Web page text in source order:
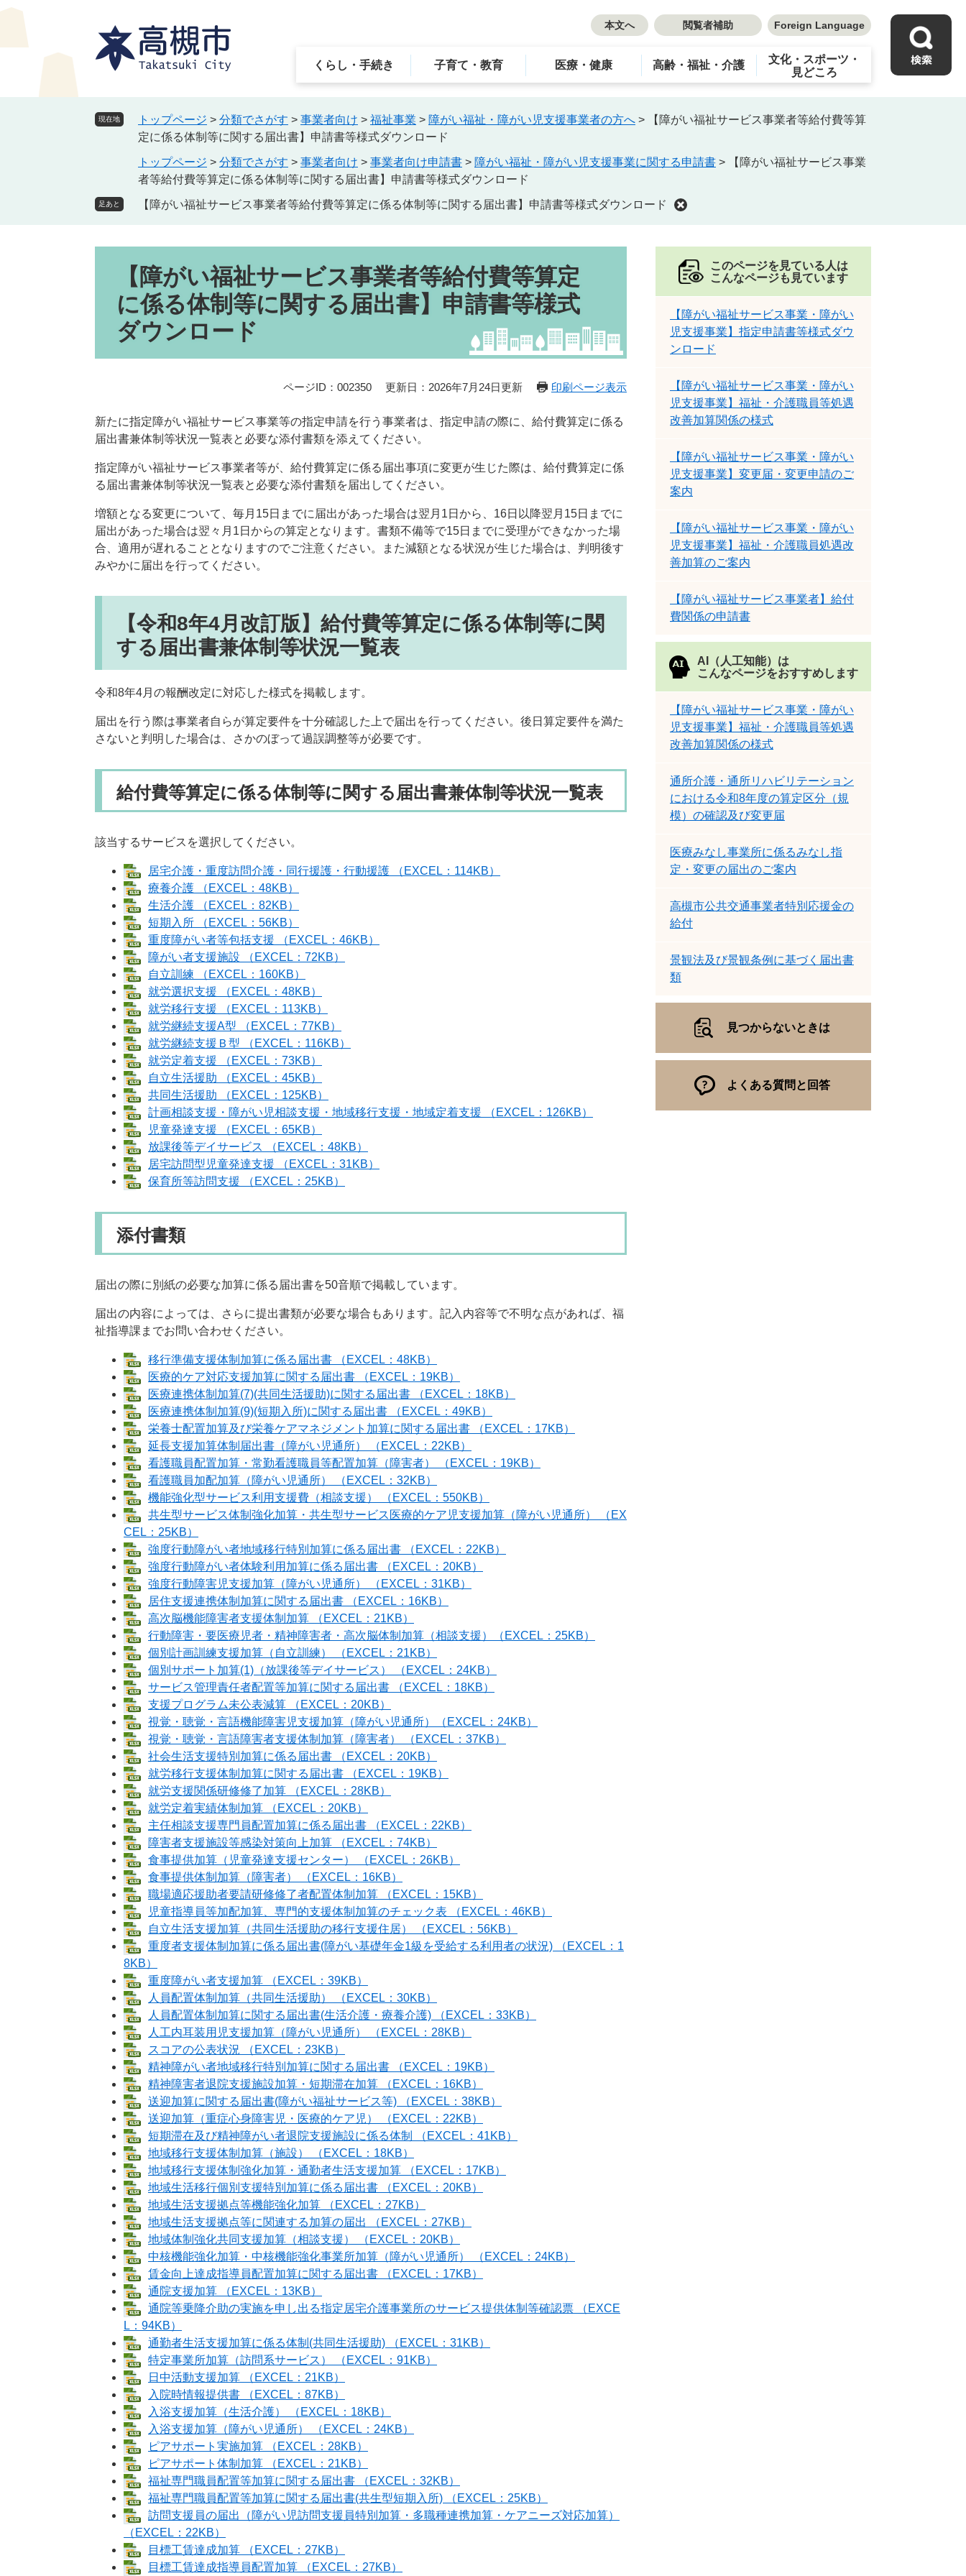
ペ
メ
本文へ 閲覧者補助 Foreign Language
くらし・手続き 子育て・教育 医療・健康 高齢・福祉・介護
文化・スポーツ・
見どころ
現在地 トップページ > 分類でさがす > 事業者向け > 福祉事業 > 障がい福祉・障がい児支援事業者の方へ >
【障がい福祉サービス事業者等給付費等算
定に係る体制等に関する届出書】申請書等様式ダウンロード
トップページ > 分類でさがす > 事業者向け > 事業者向け申請書 > 障がい福祉・障がい児支援事業に関する申請書 >
【障がい福祉サービス事業
者等給付費等算定に係る体制等に関する届出書】申請書等様式ダウンロード
足あと 【障がい福祉サービス事業者等給付費等算定に係る体制等に関する届出書】申請書等様式ダウンロード
【障がい福祉サービス事業者等給付費等算定
に係る体制等に関する届出書】申請書等様式
ダウンロード
ページID：002350 更新日：2026年7月24日更新 印刷ページ表示
新たに指定障がい福祉サービス事業等の指定申請を行う事業者は、指定申請の際に、給付費算定に係る
届出書兼体制等状況一覧表と必要な添付書類を添えてください。
指定障がい福祉サービス事業者等が、給付費算定に係る届出事項に変更が生じた際は、給付費算定に係
る届出書兼体制等状況一覧表と必要な添付書類を届出してください。
増額となる変更について、毎月15日までに届出があった場合は翌月1日から、16日以降翌月15日までに
届出があった場合は翌々月1日からの算定となります。書類不備等で15日までに受理ができなかった場
合、適用が遅れることとなりますのでご注意ください。また減額となる状況が生じた場合は、判明後す
みやかに届出を行ってください。
【令和8年4月改訂版】給付費等算定に係る体制等に関
する届出書兼体制等状況一覧表
令和8年4月の報酬改定に対応した様式を掲載します。
届出を行う際は事業者自らが算定要件を十分確認した上で届出を行ってください。後日算定要件を満た
さないと判明した場合は、さかのぼって過誤調整等が必要です。
給付費等算定に係る体制等に関する届出書兼体制等状況一覧表
該当するサービスを選択してください。
居宅介護・重度訪問介護・同行援護・行動援護 （EXCEL：114KB）
療養介護 （EXCEL：48KB）
生活介護 （EXCEL：82KB）
短期入所 （EXCEL：56KB）
重度障がい者等包括支援 （EXCEL：46KB）
障がい者支援施設 （EXCEL：72KB）
自立訓練 （EXCEL：160KB）
就労選択支援 （EXCEL：48KB）
就労移行支援 （EXCEL：113KB）
就労継続支援A型 （EXCEL：77KB）
就労継続支援Ｂ型 （EXCEL：116KB）
就労定着支援 （EXCEL：73KB）
自立生活援助 （EXCEL：45KB）
共同生活援助 （EXCEL：125KB）
計画相談支援・障がい児相談支援・地域移行支援・地域定着支援 （EXCEL：126KB）
児童発達支援 （EXCEL：65KB）
放課後等デイサービス （EXCEL：48KB）
居宅訪問型児童発達支援 （EXCEL：31KB）
保育所等訪問支援 （EXCEL：25KB）
添付書類
届出の際に別紙の必要な加算に係る届出書を50音順で掲載しています。
届出の内容によっては、さらに提出書類が必要な場合もあります。記入内容等で不明な点があれば、福
祉指導課までお問い合わせください。
移行準備支援体制加算に係る届出書 （EXCEL：48KB）
医療的ケア対応支援加算に関する届出書 （EXCEL：19KB）
医療連携体制加算(7)(共同生活援助)に関する届出書 （EXCEL：18KB）
医療連携体制加算(9)(短期入所)に関する届出書 （EXCEL：49KB）
栄養士配置加算及び栄養ケアマネジメント加算に関する届出書 （EXCEL：17KB）
延長支援加算体制届出書（障がい児通所） （EXCEL：22KB）
看護職員配置加算・常勤看護職員等配置加算（障害者） （EXCEL：19KB）
看護職員加配加算（障がい児通所） （EXCEL：32KB）
機能強化型サービス利用支援費（相談支援） （EXCEL：550KB）
共生型サービス体制強化加算・共生型サービス医療的ケア児支援加算（障がい児通所） （EX
CEL：25KB）
強度行動障がい者地域移行特別加算に係る届出書 （EXCEL：22KB）
強度行動障がい者体験利用加算に係る届出書 （EXCEL：20KB）
強度行動障害児支援加算（障がい児通所） （EXCEL：31KB）
居住支援連携体制加算に関する届出書 （EXCEL：16KB）
高次脳機能障害者支援体制加算 （EXCEL：21KB）
行動障害・要医療児者・精神障害者・高次脳体制加算（相談支援）（EXCEL：25KB）
個別計画訓練支援加算（自立訓練） （EXCEL：21KB）
個別サポート加算(1)（放課後等デイサービス） （EXCEL：24KB）
サービス管理責任者配置等加算に関する届出書 （EXCEL：18KB）
支援プログラム未公表減算 （EXCEL：20KB）
視覚・聴覚・言語機能障害児支援加算（障がい児通所）（EXCEL：24KB）
視覚・聴覚・言語障害者支援体制加算（障害者） （EXCEL：37KB）
社会生活支援特別加算に係る届出書 （EXCEL：20KB）
就労移行支援体制加算に関する届出書 （EXCEL：19KB）
就労支援関係研修修了加算 （EXCEL：28KB）
就労定着実績体制加算 （EXCEL：20KB）
主任相談支援専門員配置加算に係る届出書 （EXCEL：22KB）
障害者支援施設等感染対策向上加算 （EXCEL：74KB）
食事提供加算（児童発達支援センター） （EXCEL：26KB）
食事提供体制加算（障害者） （EXCEL：16KB）
職場適応援助者要請研修修了者配置体制加算 （EXCEL：15KB）
児童指導員等加配加算、専門的支援体制加算のチェック表 （EXCEL：46KB）
自立生活支援加算（共同生活援助の移行支援住居） （EXCEL：56KB）
重度者支援体制加算に係る届出書(障がい基礎年金1級を受給する利用者の状況) （EXCEL：1
8KB）
重度障がい者支援加算 （EXCEL：39KB）
人員配置体制加算（共同生活援助） （EXCEL：30KB）
人員配置体制加算に関する届出書(生活介護・療養介護) （EXCEL：33KB）
人工内耳装用児支援加算（障がい児通所） （EXCEL：28KB）
スコアの公表状況 （EXCEL：23KB）
精神障がい者地域移行特別加算に関する届出書 （EXCEL：19KB）
精神障害者退院支援施設加算・短期滞在加算 （EXCEL：16KB）
送迎加算に関する届出書(障がい福祉サービス等) （EXCEL：38KB）
送迎加算（重症心身障害児・医療的ケア児） （EXCEL：22KB）
短期滞在及び精神障がい者退院支援施設に係る体制 （EXCEL：41KB）
地域移行支援体制加算（施設） （EXCEL：18KB）
地域移行支援体制強化加算・通勤者生活支援加算 （EXCEL：17KB）
地域生活移行個別支援特別加算に係る届出書 （EXCEL：20KB）
地域生活支援拠点等機能強化加算 （EXCEL：27KB）
地域生活支援拠点等に関連する加算の届出 （EXCEL：27KB）
地域体制強化共同支援加算（相談支援） （EXCEL：20KB）
中核機能強化加算・中核機能強化事業所加算（障がい児通所） （EXCEL：24KB）
賃金向上達成指導員配置加算に関する届出書 （EXCEL：17KB）
通院支援加算 （EXCEL：13KB）
通院等乗降介助の実施を申し出る指定居宅介護事業所のサービス提供体制等確認票 （EXCE
L：94KB）
通勤者生活支援加算に係る体制(共同生活援助) （EXCEL：31KB）
特定事業所加算（訪問系サービス） （EXCEL：91KB）
日中活動支援加算 （EXCEL：21KB）
入院時情報提供書 （EXCEL：87KB）
入浴支援加算（生活介護） （EXCEL：18KB）
入浴支援加算（障がい児通所） （EXCEL：24KB）
ピアサポート実施加算 （EXCEL：28KB）
ピアサポート体制加算 （EXCEL：21KB）
福祉専門職員配置等加算に関する届出書 （EXCEL：32KB）
福祉専門職員配置等加算に関する届出書(共生型短期入所) （EXCEL：25KB）
訪問支援員の届出（障がい児訪問支援員特別加算・多職種連携加算・ケアニーズ対応加算）
（EXCEL：22KB）
目標工賃達成加算 （EXCEL：27KB）
目標工賃達成指導員配置加算 （EXCEL：27KB）
このページを見ている人は
こんなページも見ています
【障がい福祉サービス事業・障がい
児支援事業】指定申請書等様式ダウ
ンロード
【障がい福祉サービス事業・障がい
児支援事業】福祉・介護職員等処遇
改善加算関係の様式
【障がい福祉サービス事業・障がい
児支援事業】変更届・変更申請のご
案内
【障がい福祉サービス事業・障がい
児支援事業】福祉・介護職員処遇改
善加算のご案内
【障がい福祉サービス事業者】給付
費関係の申請書
AI（人工知能）は
こんなページをおすすめします
【障がい福祉サービス事業・障がい
児支援事業】福祉・介護職員等処遇
改善加算関係の様式
通所介護・通所リハビリテーション
における令和8年度の算定区分（規
模）の確認及び変更届
医療みなし事業所に係るみなし指
定・変更の届出のご案内
高槻市公共交通事業者特別応援金の
給付
景観法及び景観条例に基づく届出書
類
見つからないときは
よくある質問と回答